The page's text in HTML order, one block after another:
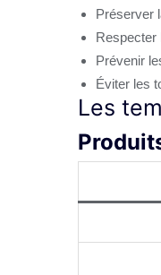
Préserver
Respecter
Prévenir
Éviter les
Les